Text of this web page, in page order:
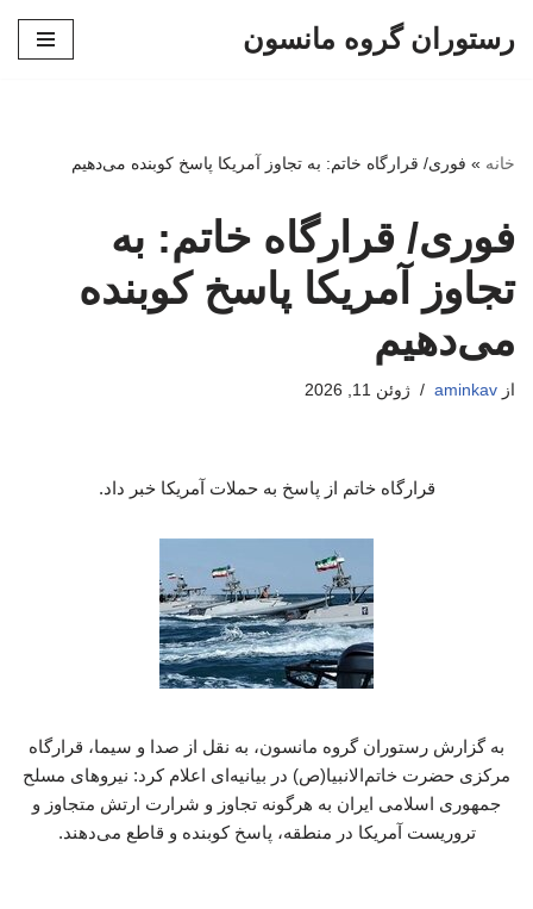
رستوران گروه مانسون
خانه » فوری/ قرارگاه خاتم: به تجاوز آمریکا پاسخ کوبنده می‌دهیم
فوری/ قرارگاه خاتم: به
تجاوز آمریکا پاسخ کوبنده
می‌دهیم
از aminkav ژوئن 11, 2026
قرارگاه خاتم از پاسخ به حملات آمریکا خبر داد.
به گزارش رستوران گروه مانسون، به نقل از صدا و سیما، قرارگاه
مرکزی حضرت خاتم‌الانبیا(ص) در بیانیه‌ای اعلام کرد: نیروهای مسلح
جمهوری اسلامی ایران به هرگونه تجاوز و شرارت ارتش متجاوز و
تروریست آمریکا در منطقه، پاسخ کوبنده و قاطع می‌دهند.